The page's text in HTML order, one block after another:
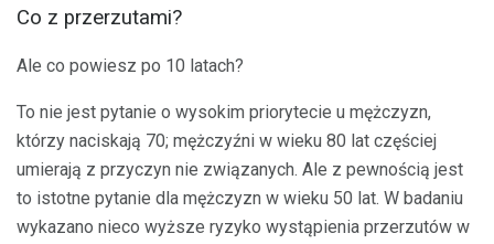
Co z przerzutami?
Ale co powiesz po 10 latach?
To nie jest pytanie o wysokim priorytecie u mężczyzn,
którzy naciskają 70; mężczyźni w wieku 80 lat częściej
umierają z przyczyn nie związanych. Ale z pewnością jest
to istotne pytanie dla mężczyzn w wieku 50 lat. W badaniu
wykazano nieco wyższe ryzyko wystąpienia przerzutów w